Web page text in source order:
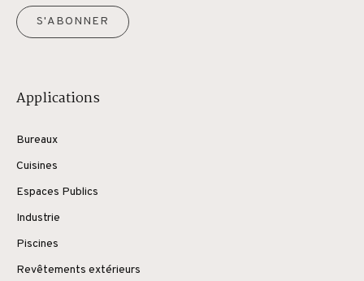
S'ABONNER
Applications
Bureaux
Cuisines
Espaces Publics
Industrie
Piscines
Revêtements extérieurs